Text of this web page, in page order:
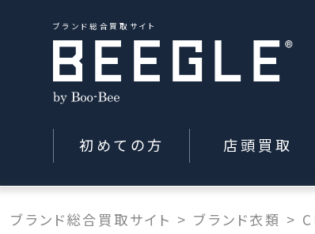
ブランド総合買取サイト
初めての方 店頭買取
ブランド総合買取サイト > ブランド衣類 >